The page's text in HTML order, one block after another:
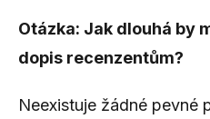
Otázka: Jak dlouhá by
dopis recenzentům?
Neexistuje žádné pevné